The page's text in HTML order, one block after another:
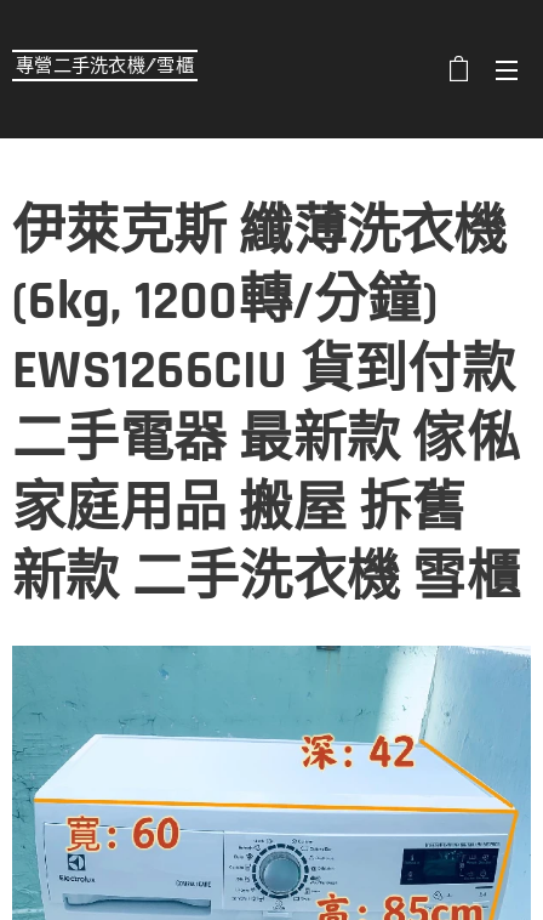
專營二手洗衣機/雪櫃
伊萊克斯 纖薄洗衣機
(6kg, 1200轉/分鐘)
EWS1266CIU 貨到付款
二手電器 最新款 傢俬
家庭用品 搬屋 拆舊
新款 二手洗衣機 雪櫃